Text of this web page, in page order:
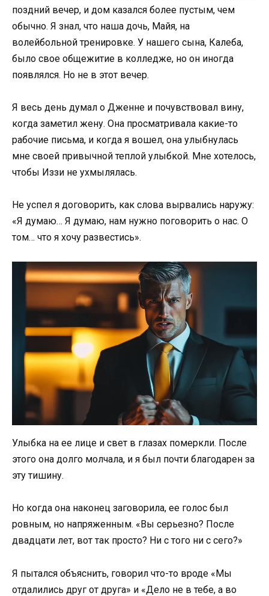
поздний вечер, и дом казался более пустым, чем
обычно. Я знал, что наша дочь, Майя, на
волейбольной тренировке. У нашего сына, Калеба,
было свое общежитие в колледже, но он иногда
появлялся. Но не в этот вечер.
Я весь день думал о Дженне и почувствовал вину,
когда заметил жену. Она просматривала какие-то
рабочие письма, и когда я вошел, она улыбнулась
мне своей привычной теплой улыбкой. Мне хотелось,
чтобы Иззи не ухмылялась.
Не успел я договорить, как слова вырвались наружу:
«Я думаю… Я думаю, нам нужно поговорить о нас. О
том… что я хочу развестись».
Улыбка на ее лице и свет в глазах померкли. После
этого она долго молчала, и я был почти благодарен за
эту тишину.
Но когда она наконец заговорила, ее голос был
ровным, но напряженным. «Вы серьезно? После
двадцати лет, вот так просто? Ни с того ни с сего?»
Я пытался объяснить, говорил что-то вроде «Мы
отдалились друг от друга» и «Дело не в тебе, а во